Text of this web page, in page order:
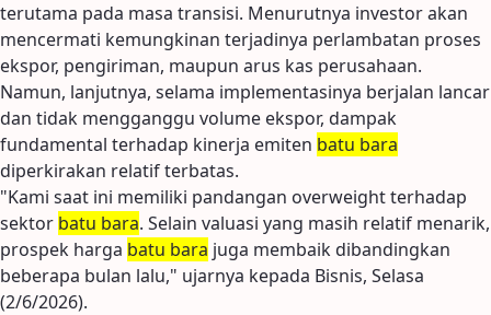
terutama pada masa transisi. Menurutnya investor akan
mencermati kemungkinan terjadinya perlambatan proses
ekspor, pengiriman, maupun arus kas perusahaan.
Namun, lanjutnya, selama implementasinya berjalan lancar
dan tidak mengganggu volume ekspor, dampak
fundamental terhadap kinerja emiten batu bara
diperkirakan relatif terbatas.
"Kami saat ini memiliki pandangan overweight terhadap
sektor batu bara. Selain valuasi yang masih relatif menarik,
prospek harga batu bara juga membaik dibandingkan
beberapa bulan lalu," ujarnya kepada Bisnis, Selasa
(2/6/2026).